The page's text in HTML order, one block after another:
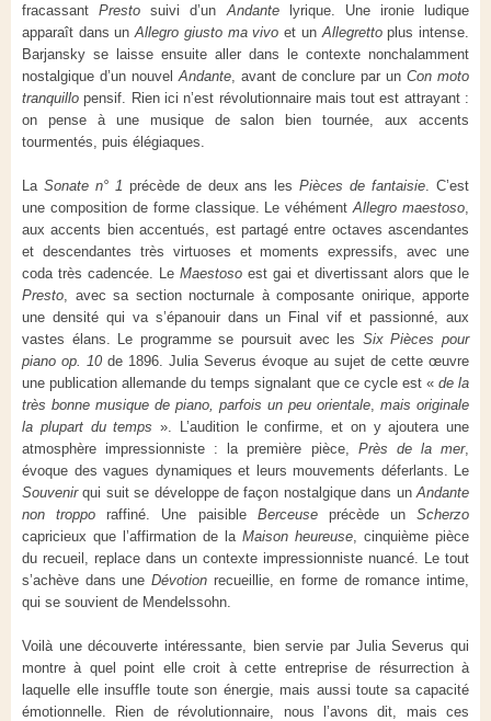
fracassantPresto suivi d’un Andante lyrique. Une ironie ludique
apparaît dans unAllegro giusto ma vivo et un Allegrettoplus intense.
Barjansky se laisse ensuite aller dans le contexte nonchalamment
nostalgique d’un nouvel Andante, avant de conclure par unCon moto
tranquillo pensif. Rien ici n’est révolutionnaire mais tout est attrayant :
on pense à une musique de salon bien tournée, aux accents
tourmentés, puis élégiaques.
La Sonate n° 1 précède de deux ans lesPièces de fantaisie . C’est
une composition de forme classique. Le véhémentAllegro maestoso
aux accents bien accentués, est partagé entre octaves ascendantes
et descendantes très virtuoses et moments expressifs, avec une
coda très cadencée. Le Maestoso est gai et divertissant alors que le
Presto , avec sa section nocturnale à composante onirique, apporte
une densité qui va s’épanouir dans un Final vif et passionné, aux
vastes élans. Le programme se poursuit avec les Six Pièces pour
piano op. 10 de 1896. Julia Severus évoque au sujet de cette œuvre
une publication allemande du temps signalant que ce cycle est « de la
très bonne musique de piano, parfois un peu orientale mais originale
la plupart du temps ». L’audition le confirme, et on y ajoutera une
atmosphère impressionniste : la première pièce, Près de la mer,
évoque des vagues dynamiques et leurs mouvements déferlants. Le
Souvenirqui suit se développe de façon nostalgique dans un Andante
non troppo raffiné. Une paisible Berceuseprécède un Scherzo
capricieux que l’affirmation de la Maison heureuse , cinquième pièce
du recueil, replace dans un contexte impressionniste nuancé. Le tout
s’achève dans une Dévotion recueillie, en forme de romance intime,
qui se souvient de Mendelssohn.
Voilà une découverte intéressante, bien servie par Julia Severus qui
montre à quel point elle croit à cette entreprise de résurrection à
laquelle elle insuffle toute son énergie, mais aussi toute sa capacité
émotionnelle. Rien de révolutionnaire, nous l’avons dit, mais ces